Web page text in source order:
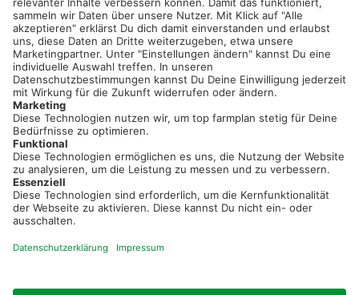
Sei immer auf dem Laufenden!
Neue Features, spannende Tipps und hilfreiche Anleitungen!
Registriere dich kostenlos!
einfach und bequem!
Kostenlos registrieren & sofort starten